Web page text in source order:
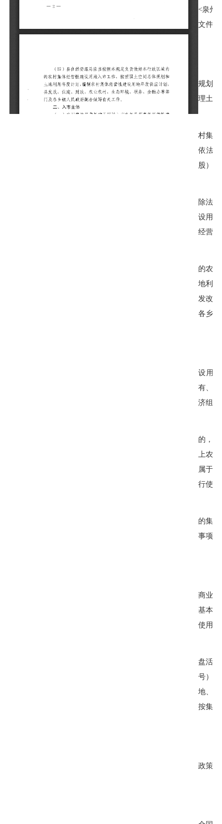
<泉州
文件
规划
理土
村集
依法
股）
除法
设用
经营。
的农
地利
发改
各乡
设用
有、
济组
的，
上农
属于
行使
的集
事项
商业
基本
使用
盘活
号）
地、
按集
政策；